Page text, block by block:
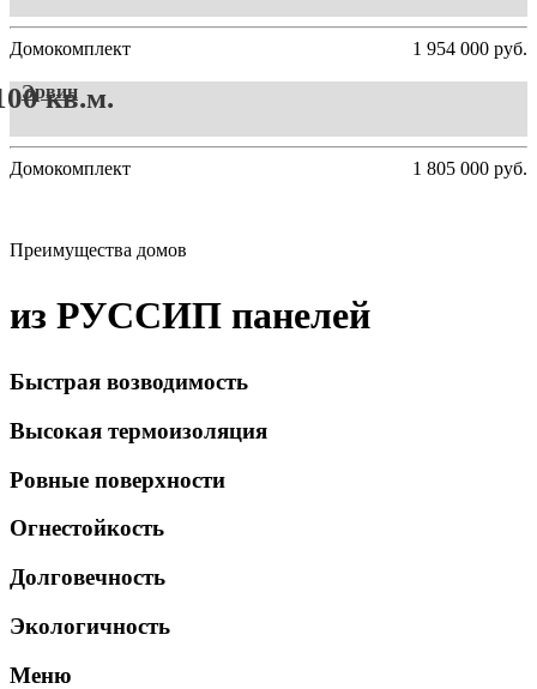
Домокомплект 1 954 000 руб.
Эрвинкв.м.
Домокомплект 1 805 000 руб.
Преимущества домов
из РУССИП панелей
Быстрая возводимость
Высокая термоизоляция
Ровные поверхности
Огнестойкость
Долговечность
Экологичность
Меню